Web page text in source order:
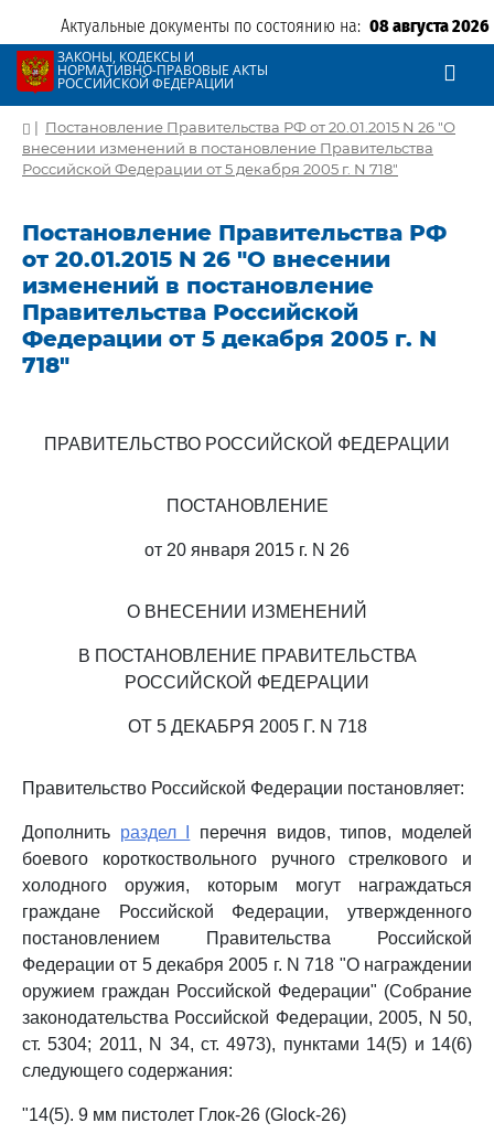
Актуальные документы по состоянию на: 08 августа 2026
ЗАКОНЫ, КОДЕКСЫ И
НОРМАТИВНО-ПРАВОВЫЕ АКТЫ
РОССИЙСКОЙ ФЕДЕРАЦИИ
| Постановление Правительства РФ от 20.01.2015 N 26 "О
внесении изменений в постановление Правительства
Российской Федерации от 5 декабря 2005 г. N 718"
Постановление Правительства РФ
от 20.01.2015 N 26 "О внесении
изменений в постановление
Правительства Российской
Федерации от 5 декабря 2005 г. N
718"
ПРАВИТЕЛЬСТВО РОССИЙСКОЙ ФЕДЕРАЦИИ
ПОСТАНОВЛЕНИЕ
от 20 января 2015 г. N 26
О ВНЕСЕНИИ ИЗМЕНЕНИЙ
В ПОСТАНОВЛЕНИЕ ПРАВИТЕЛЬСТВА
РОССИЙСКОЙ ФЕДЕРАЦИИ
ОТ 5 ДЕКАБРЯ 2005 Г. N 718
Правительство Российской Федерации постановляет:
Дополнить раздел I
перечня видов, типов, моделей
боевого короткоствольного ручного стрелкового и
холодного оружия, которым могут награждаться
граждане Российской Федерации, утвержденного
постановлением Правительства Российской
Федерации от 5 декабря 2005 г. N 718 "О награждении
оружием граждан Российской Федерации" (Собрание
законодательства Российской Федерации, 2005, N 50,
ст. 5304; 2011, N 34, ст. 4973), пунктами 14(5) и 14(6)
следующего содержания:
"14(5). 9 мм пистолет Глок-26 (Glock-26)